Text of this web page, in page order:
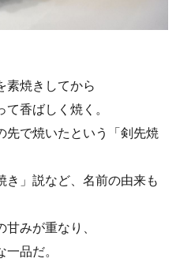
素焼きしてから
香ばしく焼く。
先で焼いたという「剣先焼
」説など、名前の由来も
みが重なり、
品だ。